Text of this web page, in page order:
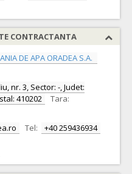
CONTRACTANTA
DE APA ORADEA S.A.
nr. 3, Sector: -, Judet:
410202
Tara:
Tel:
+40 259436934